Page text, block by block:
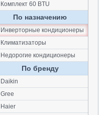
Комплект 60 BTU
По назначению
Инверторные кондиционеры
Климатизаторы
Недорогие кондиционеры
По бренду
Daikin
Gree
Haier